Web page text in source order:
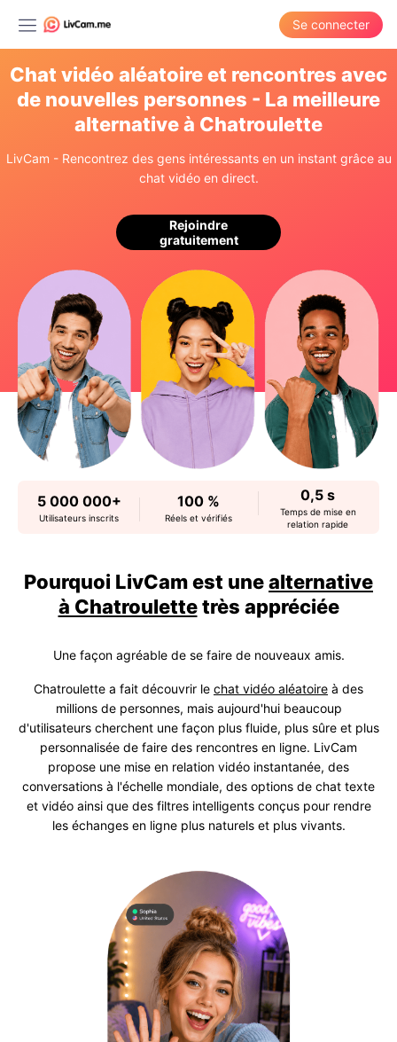
Se connecter
Chat vidéo aléatoire et rencontres avec
de nouvelles personnes - La meilleure
alternative à Chatroulette
LivCam - Rencontrez des gens intéressants en un instant grâce au
chat vidéo en direct.
Rejoindre
gratuitement
5 000 000+
Utilisateurs inscrits
100 %
Réels et vérifiés
0,5 s
Temps de mise en
relation rapide
Pourquoi LivCam est unealternative
à Chatroulettetrès appréciée
Une façon agréable de se faire de nouveaux amis.
Chatroulette a fait découvrir le chat vidéo aléatoire à des
millions de personnes, mais aujourd'hui beaucoup
d'utilisateurs cherchent une façon plus fluide, plus sûre et plus
personnalisée de faire des rencontres en ligne. LivCam
propose une mise en relation vidéo instantanée, des
conversations à l'échelle mondiale, des options de chat texte
et vidéo ainsi que des filtres intelligents conçus pour rendre
les échanges en ligne plus naturels et plus vivants.